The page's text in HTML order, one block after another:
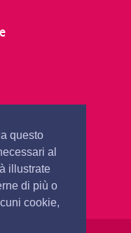
questo
al
illustrate
di più o
cookie,